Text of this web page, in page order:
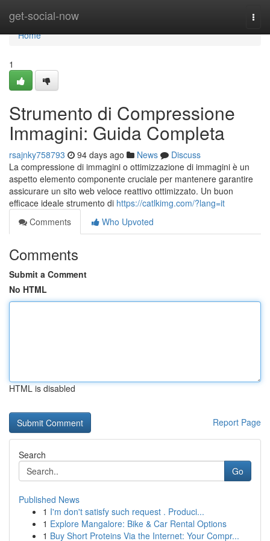
get-social-now
Home
Home
1
Strumento di Compressione
Immagini: Guida Completa
rsajnky758793 94 days ago News
Discuss
La compressione di immagini o ottimizzazione di immagini è un
aspetto elemento componente cruciale per mantenere garantire
assicurare un sito web veloce reattivo ottimizzato. Un buon
efficace ideale strumento di https://catlkimg.com/?lang=it
Comments
Who Upvoted
Comments
Submit a Comment
No HTML
HTML is disabled
Report Page
Search
Go
Published News
1 I'm don't satisfy such request . Produci...
1 Explore Mangalore: Bike & Car Rental Options
1 Buy Short Proteins Via the Internet: Your Compr...